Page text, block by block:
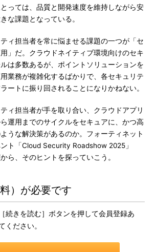
っては、品質と開発速度を維持しながら安
な課題となっている。
ィ担当者を常に悩ませる課題の一つが「セ
」だ。クラウドネイティブ環境向けのセキ
は多数あるが、ポイントソリューションを
業務が複雑化するばかりで、各セキュリテ
ートに振り回されることになりかねない。
ィ担当者が手を取り合い、クラウドアプリ
運用までのサイクルをセキュアに、かつ高
うな解決策があるのか。フォーティネット
ト「Cloud Security Roadshow 2025」
ら、そのヒントを探っていこう。
）が必要です
続きを読む］ボタンを押して会員登録あ
ください。